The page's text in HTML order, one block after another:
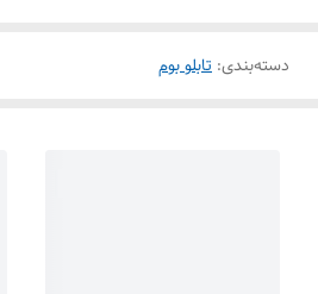
دسته‌بندی: تابلو بوم